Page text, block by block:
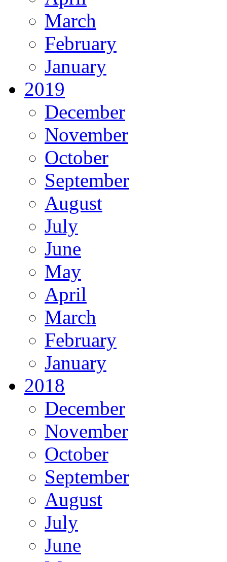
March
February
January
2019
December
November
October
September
August
July
June
May
April
March
February
January
2018
December
November
October
September
August
July
June